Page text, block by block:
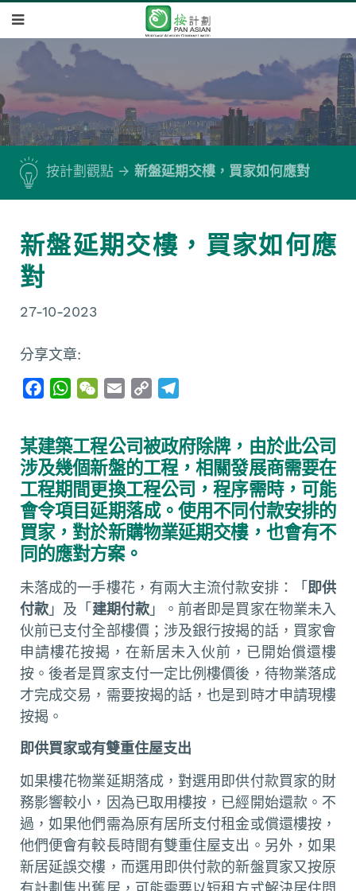
按計劃觀點 新盤延期交樓，買家如何應對
新盤延期交樓，買家如何應
對
27-10-2023
分享文章:
e
b
o
o
k
W
t
s
A
p
p
W
h
a
t
i
l
y
L
i
n
k
e
g
r
a
m
某建築工程公司被政府除牌，由於此公司
涉及幾個新盤的工程，相關發展商需要在
工程期間更換工程公司，程序需時，可能
會令項目延期落成。使用不同付款安排的
買家，對於新購物業延期交樓，也會有不
同的應對方案。
未落成的一手樓花，有兩大主流付款安排：「即供
付款 」及「建期付款」。前者即是買家在物業未入
伙前已支付全部樓價；涉及銀行按揭的話，買家會
申請樓花按揭，在新居未入伙前，已開始償還樓
按。後者是買家支付一定比例樓價後，待物業落成
才完成交易，需要按揭的話，也是到時才申請現樓
按揭。
即供買家或有雙重住屋支出
如果樓花物業延期落成，對選用即供付款買家的財
務影響較小，因為已取用樓按，已經開始還款。不
過，如果他們需為原有居所支付租金或償還樓按，
他們便會有較長時間有雙重住屋支出。另外，如果
新居延誤交樓，而選用即供付款的新盤買家又按原